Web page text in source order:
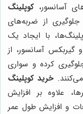
آسانسور، کوپلینگ
از ضربه‌های
با ایجاد یک
گیربکس آسانسور، از
کرده و سواری
خرید کوپلینگ
علاوه بر افزایش
و افزایش طول عمر